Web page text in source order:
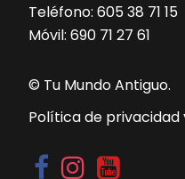
Teléfono: 605 38 71 15
Móvil: 690 71 27 61
© Tu Mundo Antiguo.
Política de